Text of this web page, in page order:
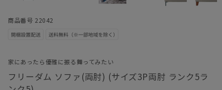
家にあったら優雅に振る舞ってみたい
フリーダム ソファ(両肘) (サイズ3P両肘 ランク5ラ
商品番号 22042